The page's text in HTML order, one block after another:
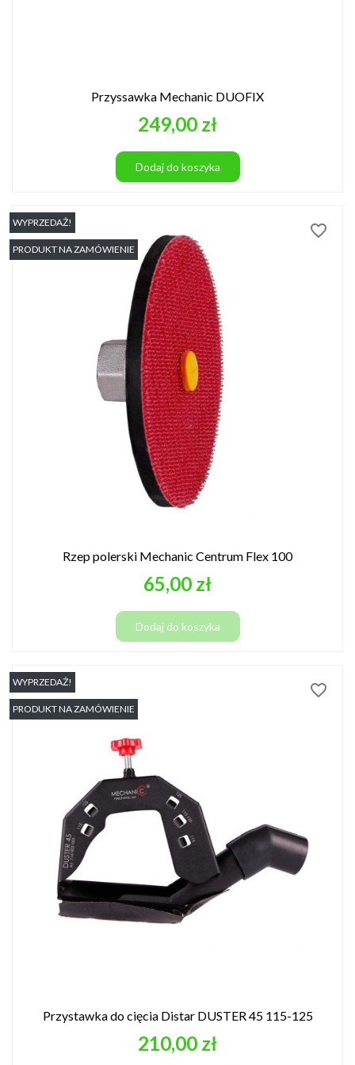
Przyssawka Mechanic DUOFIX
Cena
249,00 zł
Dodaj do koszyka
Rzep polerski Mechanic Centrum Flex 100
Cena
65,00 zł
Dodaj do koszyka
WYPRZEDAŻ!
PRODUKT NA ZAMÓWIENIE
favorite_border
Przystawka do cięcia Distar DUSTER 45 115-125
Cena
210,00 zł
WYPRZEDAŻ!
PRODUKT NA ZAMÓWIENIE
favorite_border